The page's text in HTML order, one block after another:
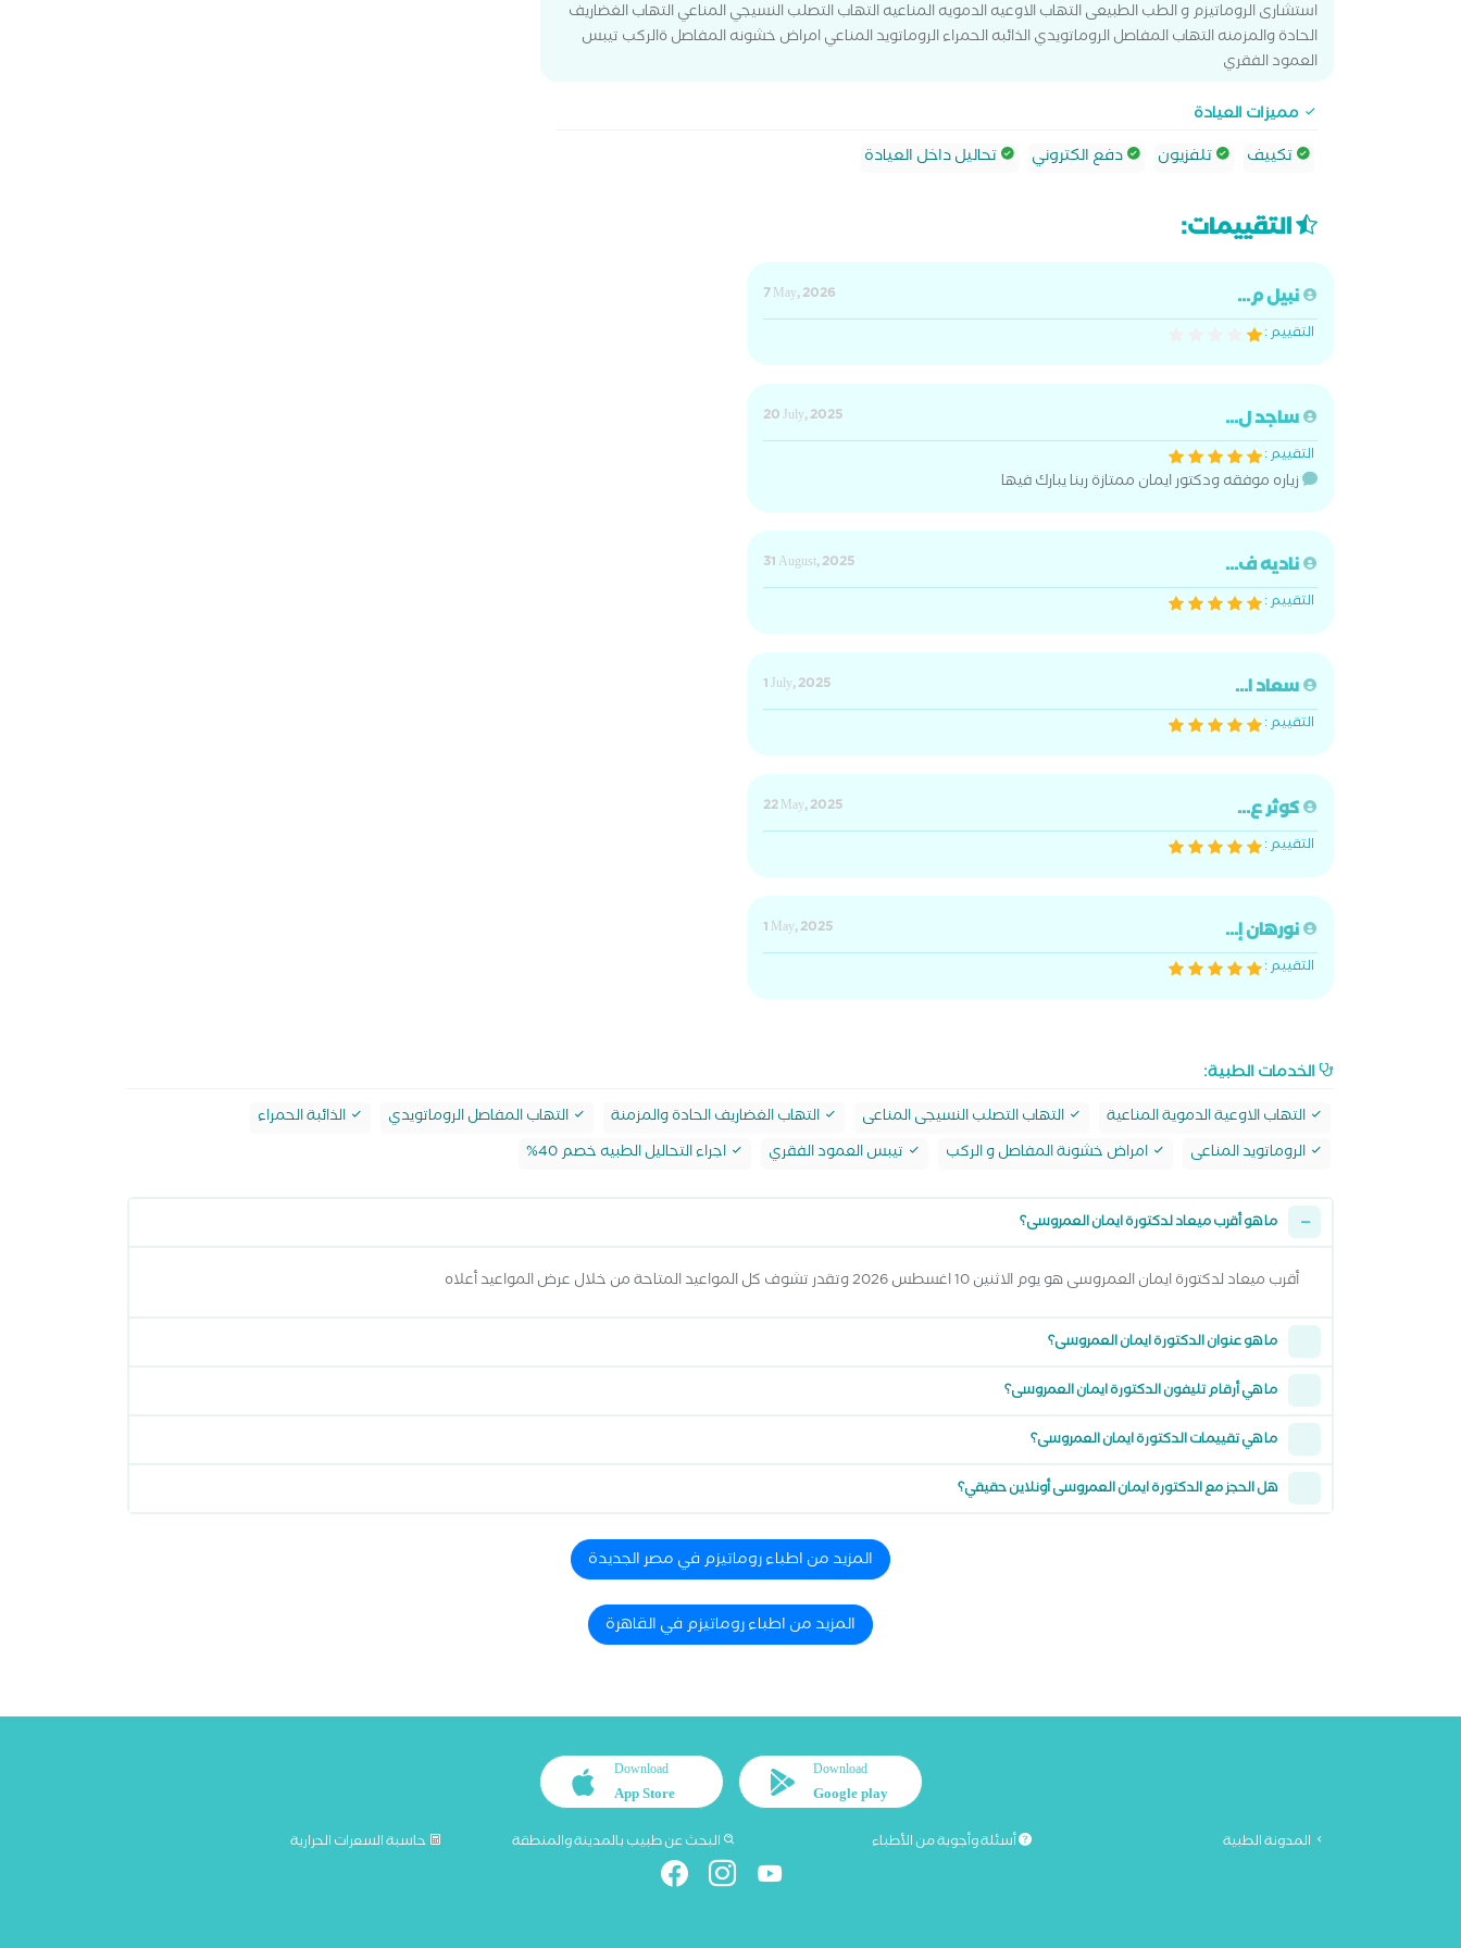
استشارى الروماتيزم و الطب الطبيعى التهاب الاوعيه الدمويه المناعيه التهاب التصلب النسيجي المناعي التهاب الغضاريف
الحادة والمزمنه التهاب المفاصل الروماتويدي الذائبه الحمراء الروماتويد المناعي امراض خشونه المفاصل ةالركب تيبس
العمود الفقري
مميزات العيادة
تكييف
تلفزيون دفع الكتروني تحاليل داخل العيادة
التقييمات:
نبيل م...
7 May, 2026
التقييم :
ساجد ل...
20 July, 2025
التقييم :
زياره موفقه ودكتور ايمان ممتازة ربنا يبارك فيها
ناديه ف...
31 August, 2025
التقييم :
سعاد ا...
1 July, 2025
التقييم :
كوثر ع...
22 May, 2025
التقييم :
نورهان إ...
1 May, 2025
التقييم :
الخدمات الطبية:
التهاب الاوعية الدموية المناعية التهاب التصلب النسيجى المناعى التهاب الغضاريف الحادة والمزمنة التهاب المفاصل الروماتويدي
الذائبة الحمراء
الروماتويد المناعى
امراض خشونة المفاصل و الركب تيبس العمود الفقري اجراء التحاليل الطبيه خصم 40%
ما هو أقرب ميعاد لدكتورة ايمان العمروسى؟
أقرب ميعاد لدكتورة ايمان العمروسى هو يوم الاثنين 10 اغسطس 2026 وتقدر تشوف كل المواعيد المتاحة من خلال عرض المواعيد أعلاه
ما هو عنوان الدكتورة ايمان العمروسى؟
ما هي أرقام تليفون الدكتورة ايمان العمروسى؟
ما هي تقييمات الدكتورة ايمان العمروسى؟
هل الحجز مع الدكتورة ايمان العمروسى أونلاين حقيقي؟
المزيد من اطباء روماتيزم في مصر الجديدة
المزيد من اطباء روماتيزم في القاهرة
Download
Google play
Download
App Store
المدونة الطبية أسئلة وأجوبة من الأطباء البحث عن طبيب بالمدينة والمنطقة حاسبة السعرات الحرارية